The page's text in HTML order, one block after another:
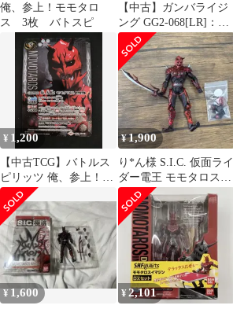
俺、参上！モモタロ
ス 3枚 バトスピ
【中古】ガンバライジ
ング GG2-068[LR]：モ
モタロス
¥ 1,200
【中古TCG】バトルス
ピリッツ 俺、参上！モ
モタロス(CB12-XX01)
(XX/SECRET)【50-60】
¥1,900
り*ん様 S.I.C. 仮面ライ
ダー電王 モモタロスイ
マジン
¥1,600 ¥2,101